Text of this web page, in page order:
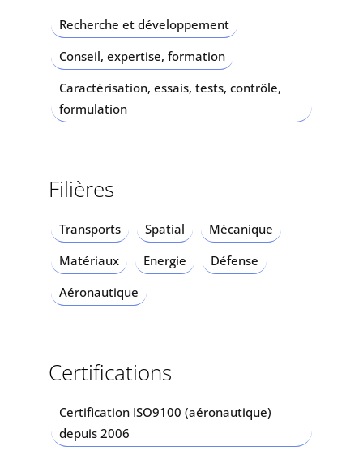
Recherche et développement
Conseil, expertise, formation
Caractérisation, essais, tests, contrôle,
formulation
Filières
Transports Spatial
Mécanique
Matériaux
Energie
Défense
Aéronautique
Certifications
Certification ISO9100 (aéronautique)
depuis 2006